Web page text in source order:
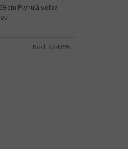
cm Plynulá volba
Kód: S24895